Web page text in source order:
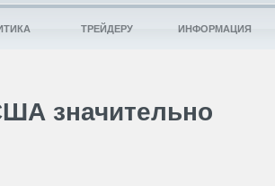
значительно
ТРЕЙДЕРУ ИНФОРМАЦИЯ